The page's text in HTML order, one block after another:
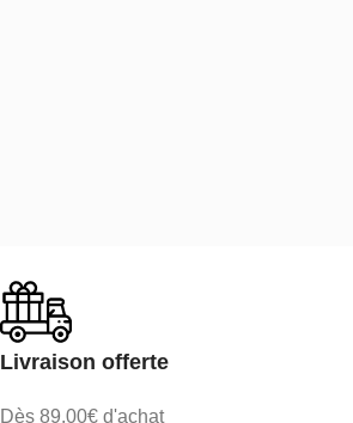
Livraison offerte
Dès 89.00€ d'achat